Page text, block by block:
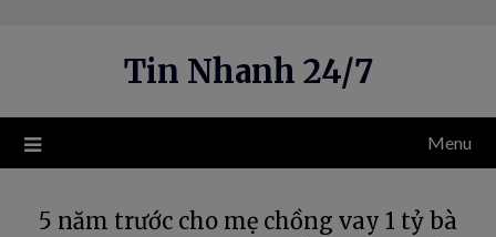
Tin Nhanh 24/7
Menu
5 năm trước cho mẹ chồng vay 1 tỷ bà